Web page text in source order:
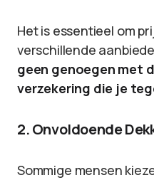
Het is essentieel om
verschillende
geen genoegen met
verzekering die je
2. Onvoldoende
Sommige mensen